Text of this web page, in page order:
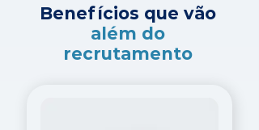
Benefícios que vão
além do
recrutamento